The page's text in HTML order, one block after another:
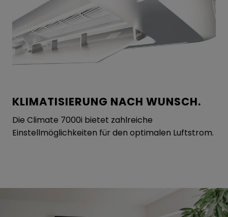
KLIMATISIERUNG NACH WUNSCH.
Die Climate 7000i bietet zahlreiche
Einstellmöglichkeiten für den optimalen Luftstrom.